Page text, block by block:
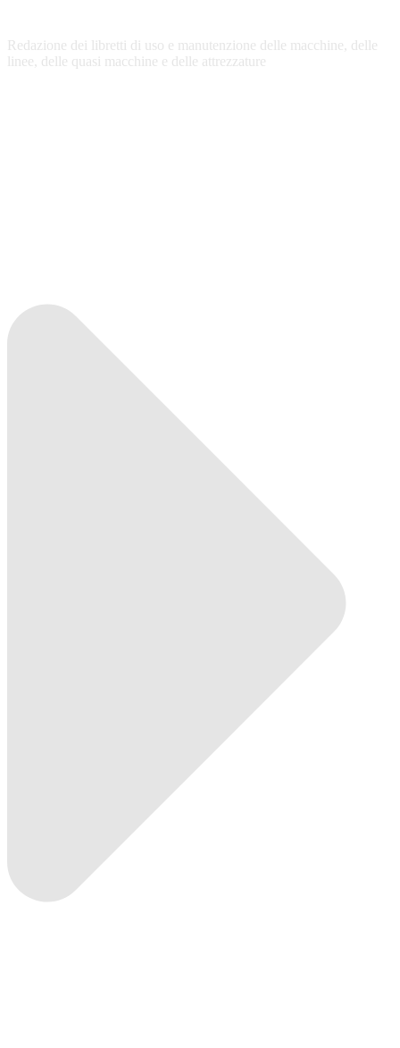
Redazione dei libretti di uso e manutenzione delle macchine, delle
linee, delle quasi macchine e delle attrezzature